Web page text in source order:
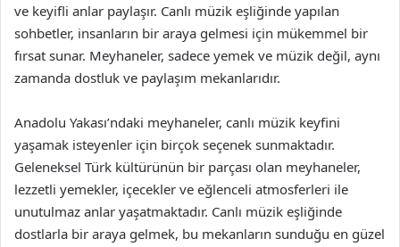
ve keyifli anlar paylaşır. Canlı müzik eşliğinde yapılan
sohbetler, insanların bir araya gelmesi için mükemmel bir
fırsat sunar. Meyhaneler, sadece yemek ve müzik değil, aynı
zamanda dostluk ve paylaşım mekanlarıdır.
Anadolu Yakası’ndaki meyhaneler, canlı müzik keyfini
yaşamak isteyenler için birçok seçenek sunmaktadır.
Geleneksel Türk kültürünün bir parçası olan meyhaneler,
lezzetli yemekler, içecekler ve eğlenceli atmosferleri ile
unutulmaz anlar yaşatmaktadır. Canlı müzik eşliğinde
dostlarla bir araya gelmek, bu mekanların sunduğu en güzel